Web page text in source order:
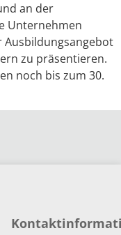
an der
Unternehmen
Ausbildungsangebot
zu präsentieren.
noch bis zum 30.